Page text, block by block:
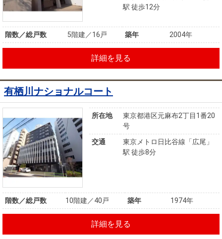
駅 徒歩12分
階数／総戸数 5階建／16戸 築年 2004年
詳細を見る
有栖川ナショナルコート
所在地
東京都港区元麻布2丁目1番20
号
交通
東京メトロ日比谷線「広尾」
駅 徒歩8分
階数／総戸数 10階建／40戸 築年 1974年
詳細を見る